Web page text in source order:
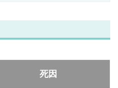
死因